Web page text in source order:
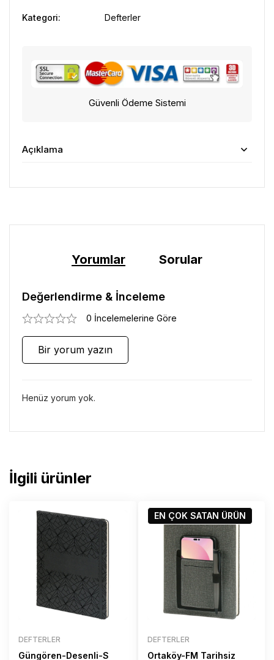
Kategori: Defterler
Güvenli Ödeme Sistemi
Açıklama
Yorumlar Sorular
Değerlendirme & İnceleme
0 İncelemelerine Göre
Bir yorum yazın
Henüz yorum yok.
İlgili ürünler
DEFTERLER
Güngören-Desenli-S
EN ÇOK SATAN ÜRÜN
DEFTERLER
Ortaköy-FM Tarihsiz